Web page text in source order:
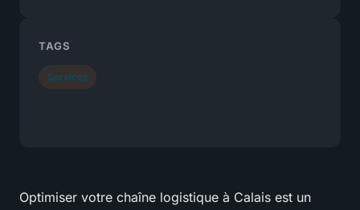
Optimiser votre chaîne logistique à Calais est un
TAGS
Services